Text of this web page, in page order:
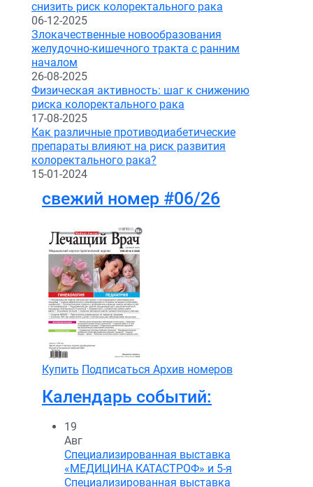
снизить риск колоректального рака
06-12-2025
Злокачественные новообразования
желудочно-кишечного тракта с ранним
началом
26-08-2025
Физическая активность: шаг к снижению
риска колоректального рака
17-08-2025
Как различные противодиабетические
препараты влияют на риск развития
колоректального рака?
15-01-2024
свежий номер #06/26
Купить Подписаться Архив номеров
Календарь событий:
19
Авг
Специализированная выставка
«МЕДИЦИНА КАТАСТРОФ» и 5-я
Специализированная выставка